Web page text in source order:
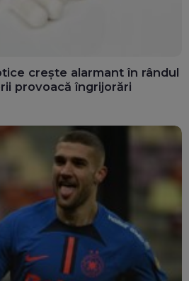
crește alarmant în rândul
provoacă îngrijorări